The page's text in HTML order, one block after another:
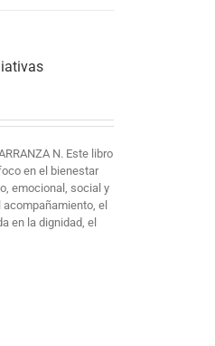
N. Este libro
en el bienestar
emocional, social y
el
en la dignidad, el